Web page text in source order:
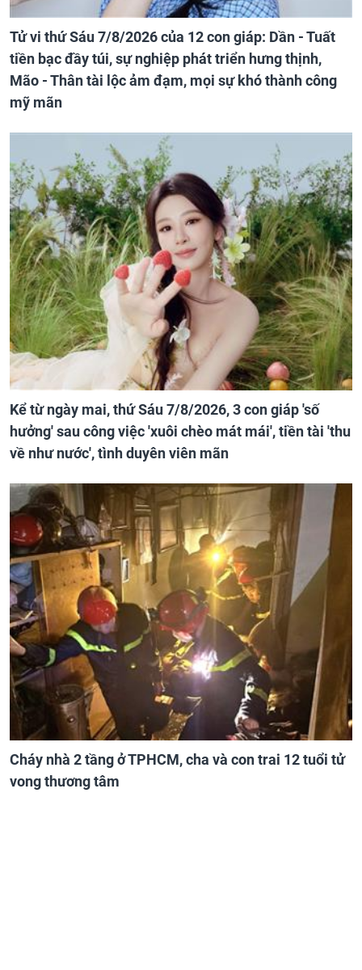
Tử vi thứ Sáu 7/8/2026 của 12 con giáp: Dần - Tuất
tiền bạc đầy túi, sự nghiệp phát triển hưng thịnh,
Mão - Thân tài lộc ảm đạm, mọi sự khó thành công
mỹ mãn
Kể từ ngày mai, thứ Sáu 7/8/2026, 3 con giáp 'số
hưởng' sau công việc 'xuôi chèo mát mái', tiền tài 'thu
về như nước', tình duyên viên mãn
Cháy nhà 2 tầng ở TPHCM, cha và con trai 12 tuổi tử
vong thương tâm